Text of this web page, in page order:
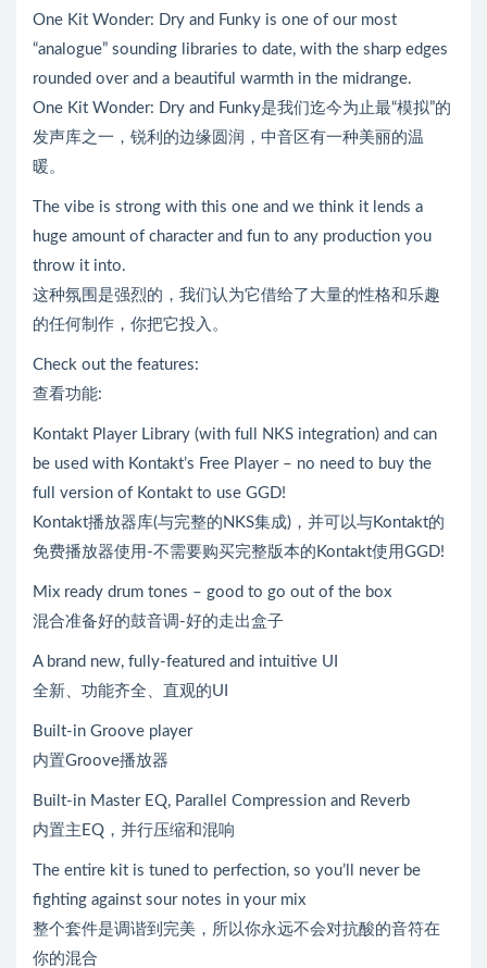
One Kit Wonder: Dry and Funky is one of our most
“analogue” sounding libraries to date, with the sharp edges
rounded over and a beautiful warmth in the midrange.
One Kit Wonder: Dry and Funky是我们迄今为止最“模拟”的
发声库之一，锐利的边缘圆润，中音区有一种美丽的温
暖。
The vibe is strong with this one and we think it lends a
huge amount of character and fun to any production you
throw it into.
这种氛围是强烈的，我们认为它借给了大量的性格和乐趣
的任何制作，你把它投入。
Check out the features:
查看功能:
Kontakt Player Library (with full NKS integration) and can
be used with Kontakt’s Free Player – no need to buy the
full version of Kontakt to use GGD!
Kontakt播放器库(与完整的NKS集成)，并可以与Kontakt的
免费播放器使用-不需要购买完整版本的Kontakt使用GGD!
Mix ready drum tones – good to go out of the box
混合准备好的鼓音调-好的走出盒子
A brand new, fully-featured and intuitive UI
全新、功能齐全、直观的UI
Built-in Groove player
内置Groove播放器
Built-in Master EQ, Parallel Compression and Reverb
内置主EQ，并行压缩和混响
The entire kit is tuned to perfection, so you’ll never be
fighting against sour notes in your mix
整个套件是调谐到完美，所以你永远不会对抗酸的音符在
你的混合